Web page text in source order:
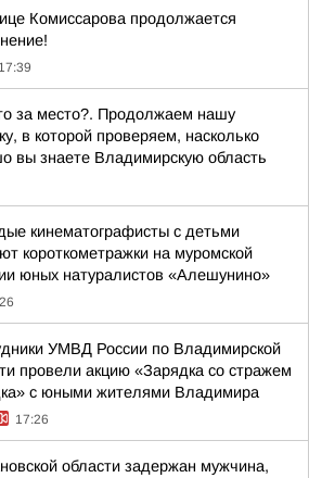
Комиссарова продолжается
17:39
за место?. Продолжаем нашу
в которой проверяем, насколько
вы знаете Владимирскую область
кинематографисты с детьми
короткометражки на муромской
юных натуралистов «Алешунино»
УМВД России по Владимирской
провели акцию «Зарядка со стражем
с юными жителями Владимира
17:26
области задержан мужчина,